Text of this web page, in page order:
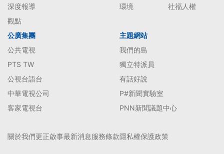
深度報導
觀點
環境
社福人權
公廣集團
公共電視
PTS TW
公視台語台
中華電視公司
客家電視台
主題網站
我們的島
獨立特派員
有話好說
P#新聞實驗室
PNN新聞議題中心
關於我們更正啟事最新消息服務條款隱私權保護政策